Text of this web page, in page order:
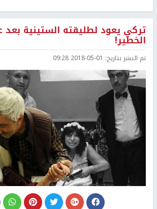
تركي يعود لطليقته الستينية
الخطير!
تم النشر بتاريخ: 2018-05-01 09:28